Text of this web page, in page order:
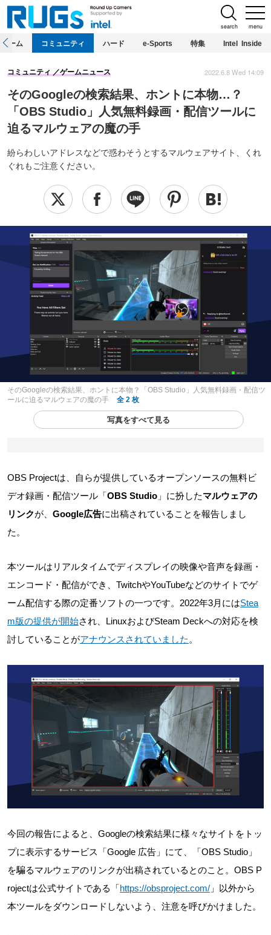
menu
search
ホーム コミュニティ ハード e-Sports 特集 Intel Inside
そのGoogleの検索結果、ホントに本物…？
「OBS Studio」人気無料録画・配信ツールに
迫るマルウェアの魔の手
紛らわしいアドレスなどで惑わそうとするマルウェアサイト、くれ
ぐれもご注意ください。
コミュニティ ゲームニュース 2022.6.8 Wed 14:09
そのGoogleの検索結果、ホントに本物？「OBS Studio」人気無料録画・配信ツ
ールに迫るマルウェアの魔の手
全 2 枚
写真をすべて見る
OBS Projectは、自らが提供しているオープンソースの無料ビ
デオ録画・配信ツール「OBS Studio 」に扮したマルウェアの
リンクが、 Google広告に出稿されていることを報告しまし
た。
本ツールはリアルタイムでディスプレイの映像や音声を録画・
エンコード・配信ができ、TwitchやYouTubeなどのサイトでゲ
ーム配信する際の定番ソフトの一つです。2022年3月にはStea
m版の提供が開始され、LinuxおよびSteam Deckへの対応を検
討していることがアナウンスされていました 。
今回の報告によると、Googleの検索結果に様々なサイトをトッ
プに表示するサービス「Google 広告」にて、「OBS Studio」
を騙るマルウェアのリンクが出稿されているとのこと。OBS P
rojectは公式サイトである「https://obsproject.com/ 」以外から
本ツールをダウンロードしないよう、注意を呼びかけました。